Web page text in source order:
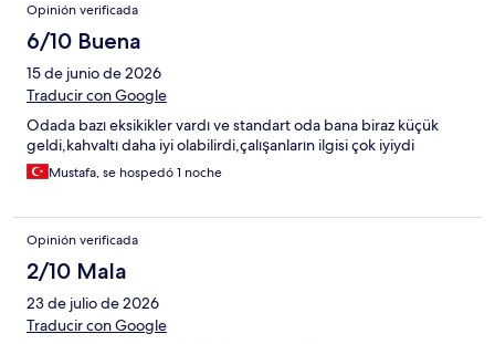
Opinión verificada
6/10 Buena
15 de junio de 2026
Traducir con Google
Odada bazı eksikikler vardı ve standart oda bana biraz küçük
geldi,kahvaltı daha iyi olabilirdi,çalışanların ilgisi çok iyiydi
Mustafa, se hospedó 1 noche
Opinión verificada
2/10 Mala
23 de julio de 2026
Traducir con Google